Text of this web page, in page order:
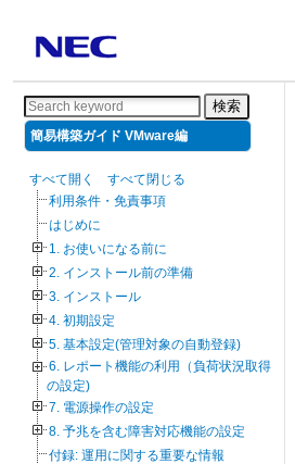
検索
簡易構築ガイド VMware編
すべて開く
すべて閉じる
利用条件・免責事項
はじめに
1. お使いになる前に
2. インストール前の準備
3. インストール
4. 初期設定
5. 基本設定(管理対象の自動登録)
6. レポート機能の利用（負荷状況取得
の設定)
7. 電源操作の設定
8. 予兆を含む障害対応機能の設定
付録: 運用に関する重要な情報